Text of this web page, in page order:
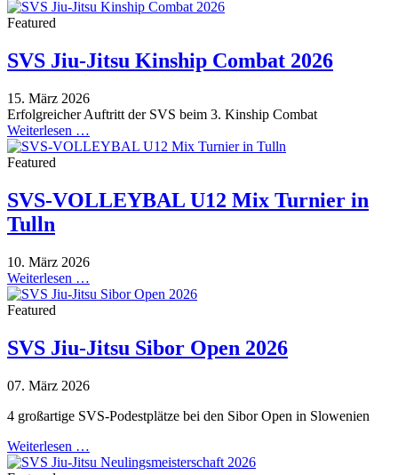
Featured
SVS Jiu-Jitsu Kinship Combat 2026
15. März 2026
Erfolgreicher Auftritt der SVS beim 3. Kinship Combat
Weiterlesen …
Featured
SVS-VOLLEYBAL U12 Mix Turnier in
Tulln
10. März 2026
Weiterlesen …
Featured
SVS Jiu-Jitsu Sibor Open 2026
07. März 2026
4 großartige SVS-Podestplätze bei den Sibor Open in Slowenien
Weiterlesen …